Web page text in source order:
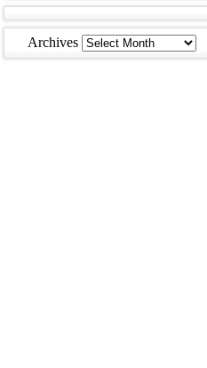
Archives Archives